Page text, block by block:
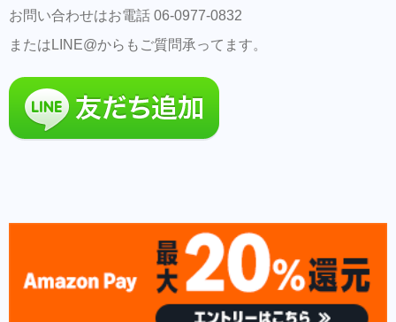
お問い合わせはお電話 06-0977-0832
またはLINE@からもご質問承ってます。